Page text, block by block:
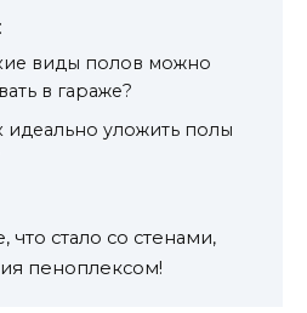
виды полов можно
в гараже?
идеально уложить полы
что стало со стенами,
пеноплексом!